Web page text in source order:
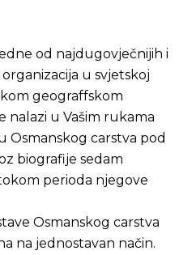
od najdugovječnijih i
u svjetskoj
geograffskom
nalazi u Vašim rukama
Osmanskog carstva pod
biografije sedam
perioda njegove
Osmanskog carstva
na jednostavan način.